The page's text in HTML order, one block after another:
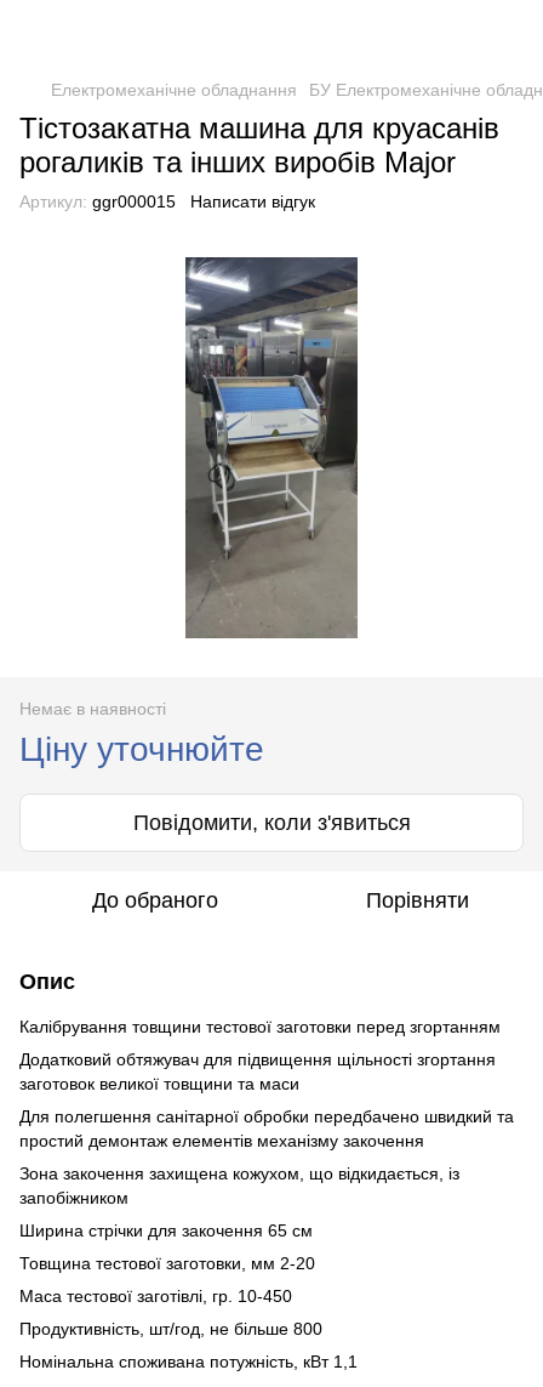
Електромеханічне обладнання БУ Електромеханічне
Тістозакатна машина для круасанів
рогаликів та інших виробів Major
Артикул: ggr000015 Написати відгук
Немає в наявності
Ціну уточнюйте
Повідомити, коли з'явиться
До обраного Порівняти
Опис
Калібрування товщини тестової заготовки перед згортанням
Додатковий обтяжувач для підвищення щільності згортання
заготовок великої товщини та маси
Для полегшення санітарної обробки передбачено швидкий та
простий демонтаж елементів механізму закочення
Зона закочення захищена кожухом, що відкидається, із
запобіжником
Ширина стрічки для закочення 65 см
Товщина тестової заготовки, мм 2-20
Маса тестової заготівлі, гр. 10-450
Продуктивність, шт/год, не більше 800
Номінальна споживана потужність, кВт 1,1